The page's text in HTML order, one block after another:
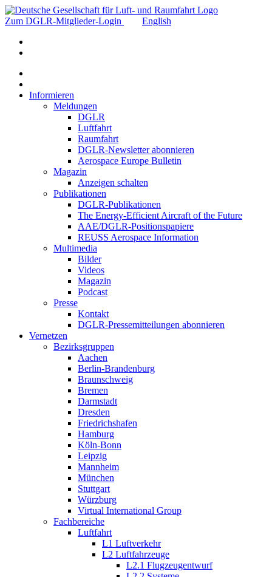
Zum DGLR-Mitglieder-Login English
Informieren
Meldungen
DGLR
Luftfahrt
Raumfahrt
DGLR-Newsletter abonnieren
Aerospace Europe Bulletin
Magazin
Anzeigen schalten
Publikationen
DGLR-Publikationen
The Energy-Efficient Aircraft of the Future
AAE/DGLR-Positionspapiere
REUSS Aerospace Information
Multimedia
Bilder
Videos
Magazin
Podcast
Presse
Kontakt
DGLR-Pressemitteilungen abonnieren
Vernetzen
Bezirksgruppen
Aachen
Berlin-Brandenburg
Braunschweig
Bremen
Darmstadt
Dresden
Friedrichshafen
Hamburg
Köln-Bonn
Leipzig
Mannheim
München
Stuttgart
Würzburg
Virtual International Group
Fachbereiche
Luftfahrt
L1 Luftverkehr
L2 Luftfahrzeuge
L2.1 Flugzeugentwurf